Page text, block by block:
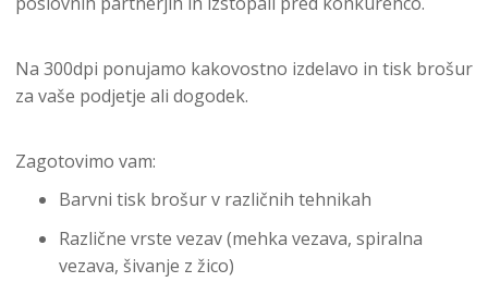
Na 300dpi ponujamo kakovostno izdelavo in tisk brošur
za vaše podjetje ali dogodek.
Zagotovimo vam:
Barvni tisk brošur v različnih tehnikah
Različne vrste vezav (mehka vezava, spiralna
vezava, šivanje z žico)